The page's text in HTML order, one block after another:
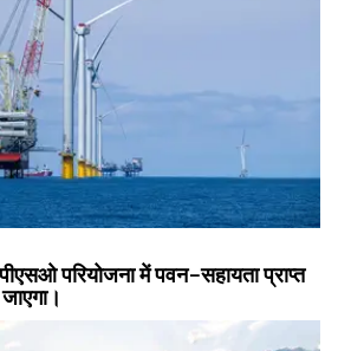
परियोजना में पवन-सहायता प्राप्त